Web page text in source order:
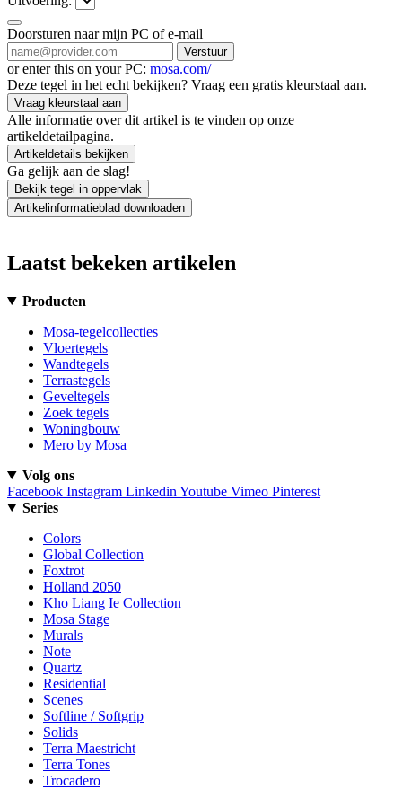
Doorsturen naar mijn PC of e-mail
Verstuur
or enter this on your PC: mosa.com/
Deze tegel in het echt bekijken? Vraag een gratis kleurstaal aan.
Vraag kleurstaal aan
Alle informatie over dit artikel is te vinden op onze
artikeldetailpagina.
Artikeldetails bekijken
Ga gelijk aan de slag!
Bekijk tegel in oppervlak
Artikelinformatieblad downloaden
Laatst bekeken artikelen
Producten
Mosa-tegelcollecties
Vloertegels
Wandtegels
Terrastegels
Geveltegels
Zoek tegels
Woningbouw
Mero by Mosa
Volg ons
Facebook Instagram Linkedin Youtube Vimeo Pinterest
Series
Colors
Global Collection
Foxtrot
Holland 2050
Kho Liang Ie Collection
Mosa Stage
Murals
Note
Quartz
Residential
Scenes
Softline / Softgrip
Solids
Terra Maestricht
Terra Tones
Trocadero